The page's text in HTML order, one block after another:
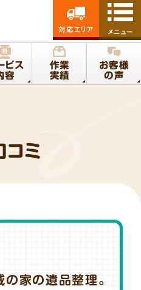
ビス
容
作業
実績
お客様
の声
対応エリア メニュー
コミ
の家の遺品整理。